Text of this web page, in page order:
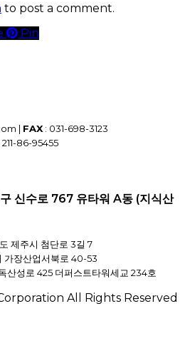
to post a comment.
Pin
| FAX : 031-698-3123
211-86-95455
신수로 767 유타워 A동 (지식산
제주시 첨단로 3길 7
가장산업서북로 40-53
산성로 425 더퍼스트타워세교 234호
All Rights Reserved